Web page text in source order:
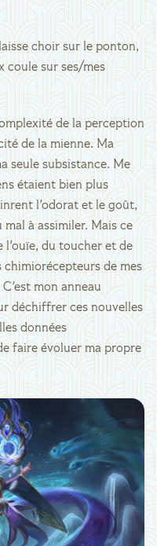
choir sur le ponton,
coule sur ses/mes
de la perception
de la mienne. Ma
seule subsistance. Me
étaient bien plus
l'odorat et le goût,
à assimiler. Mais ce
l'ouïe, du toucher et de
de mes
mon anneau
déchiffrer ces nouvelles
données
faire évoluer ma propre